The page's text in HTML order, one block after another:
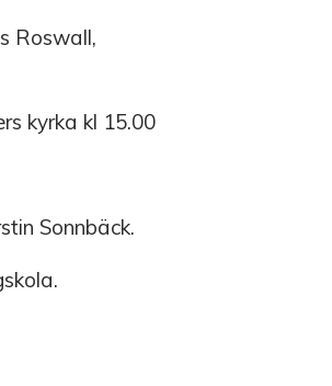
Roswall,
kyrka kl 15.00
Sonnbäck.